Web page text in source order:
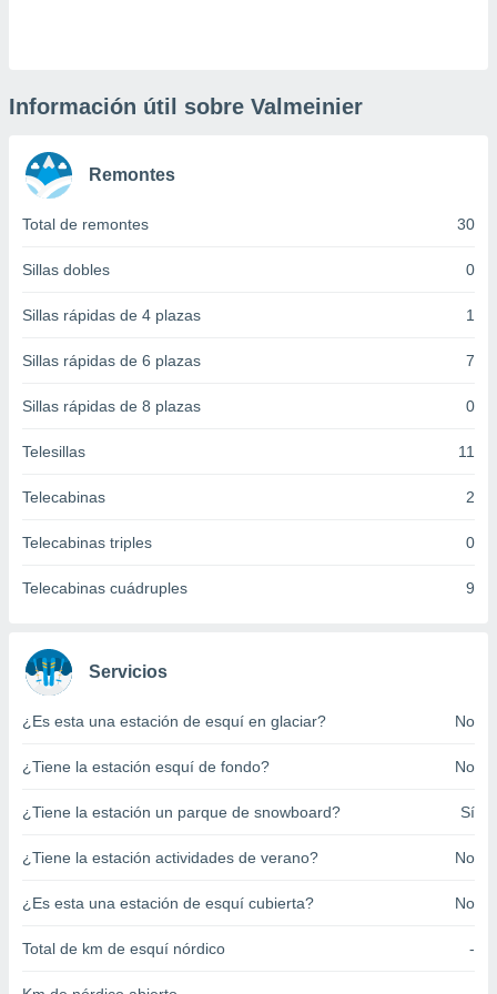
únicos
similares
como
de
en
a lo que
su
en
en
de
o acceder
perfiles
Información útil sobre Valmeinier
Remontes
Total de remontes 30
Sillas dobles 0
Sillas rápidas de 4 plazas 1
Sillas rápidas de 6 plazas 7
Sillas rápidas de 8 plazas 0
Telesillas 11
Telecabinas 2
Telecabinas triples 0
Telecabinas cuádruples 9
Servicios
¿Es esta una estación de esquí en glaciar? No
¿Tiene la estación esquí de fondo? No
¿Tiene la estación un parque de snowboard? Sí
¿Tiene la estación actividades de verano? No
¿Es esta una estación de esquí cubierta? No
Total de km de esquí nórdico -